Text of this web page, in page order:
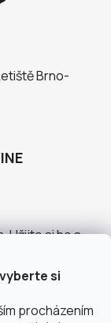
si
procházením
Brno-
Užijte si ho s